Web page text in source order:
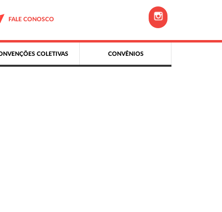
FALE CONOSCO
COLETIVAS CONVÊNIOS